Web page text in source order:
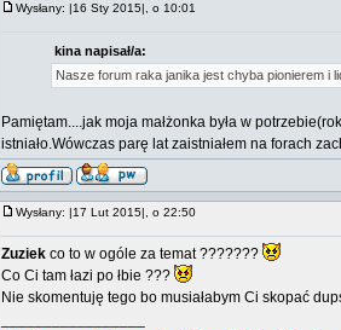
Wysłany: |16 Sty 2015|, o 10:01
kina napisał/a:
Nasze forum raka janika jest chyba pionierem i
Pamiętam....jak moja małżonka była w
istniało.Wówczas parę lat zaistniałem na forach
Wysłany: |17 Lut 2015|, o 22:50
Zuziek co to w ogóle za temat ???????
Co Ci tam łazi po łbie ???
Nie skomentuję tego bo musiałabym Ci skopać